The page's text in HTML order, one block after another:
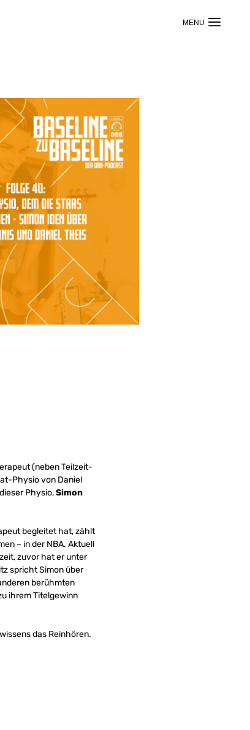
(neben Teilzeit-
Physio von Daniel
Physio,Simon
begleitet hat, zählt
– in der NBA. Aktuell
zuvor hat er unter
spricht Simon über
berühmten
ihrem Titelgewinn
das Reinhören.